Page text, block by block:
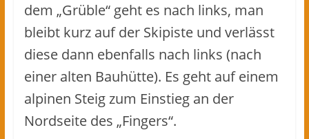
dem „Grüble“ geht es nach links, man
bleibt kurz auf der Skipiste und verlässt
diese dann ebenfalls nach links (nach
einer alten Bauhütte). Es geht auf einem
alpinen Steig zum Einstieg an der
Nordseite des „Fingers“.